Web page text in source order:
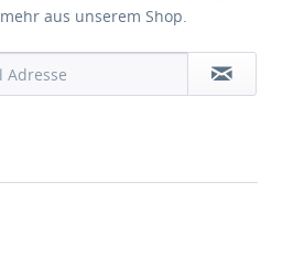
aus unserem Shop.